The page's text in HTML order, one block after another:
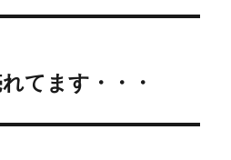
てます・・・